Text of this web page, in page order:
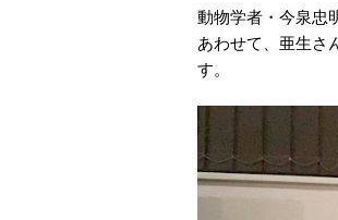
動物学者・今泉忠
あわせて、亜生さ
す。